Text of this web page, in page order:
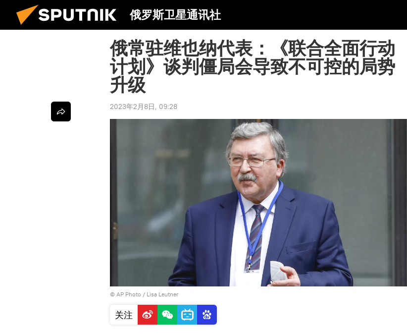
俄罗斯卫星通讯社
俄常驻维也纳代表：《联合全面行动
计划》谈判僵局会导致不可控的局势
升级
2023年2月8日, 09:28
© AP Photo / Lisa Leutner
关注